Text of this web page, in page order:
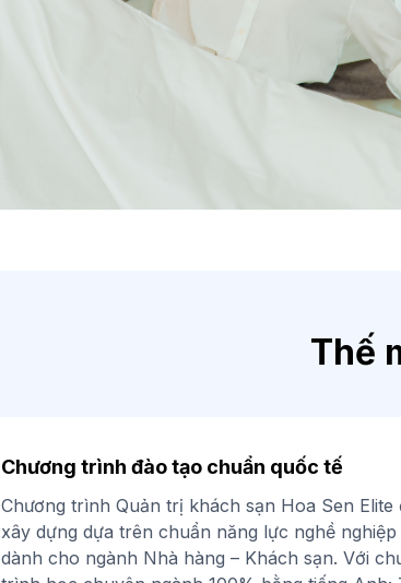
Thế
Chương trình đào tạo chuẩn quốc tế
Chương trình Quản trị khách sạn Hoa Sen Elite
xây dựng dựa trên chuẩn năng lực nghề
dành cho ngành Nhà hàng – Khách sạn. Với